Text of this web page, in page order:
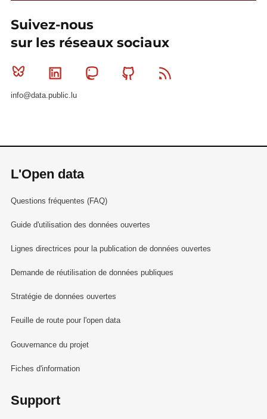
Suivez-nous
sur les réseaux sociaux
Bluesky Linkedin MastodonGithub
info@data.public.lu
L'Open data
Questions fréquentes (FAQ)
Guide d'utilisation des données ouvertes
Lignes directrices pour la publication de données ouvertes
Demande de réutilisation de données publiques
Stratégie de données ouvertes
Feuille de route pour l'open data
Gouvernance du projet
Fiches d'information
Support